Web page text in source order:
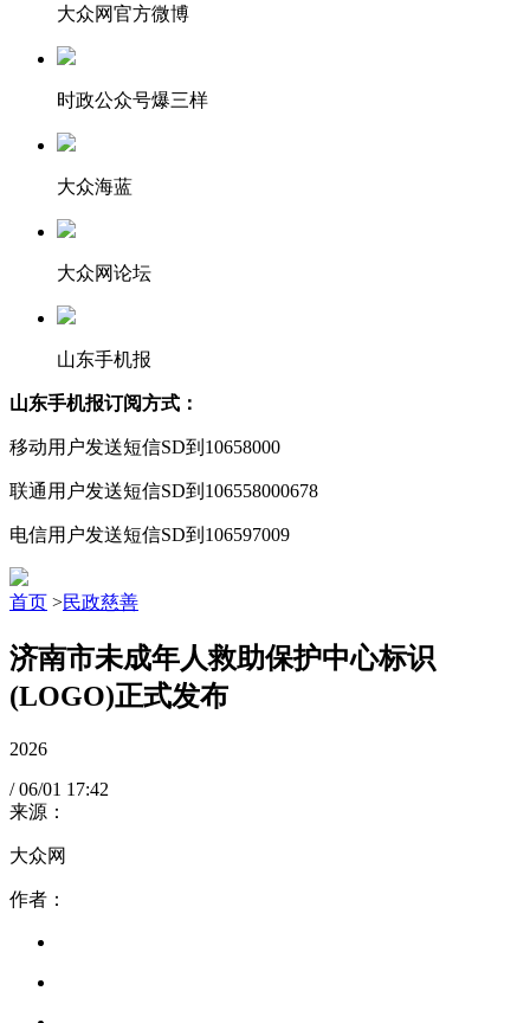
大众网官方微博
时政公众号爆三样
大众海蓝
大众网论坛
山东手机报
山东手机报订阅方式：
移动用户发送短信SD到10658000
联通用户发送短信SD到106558000678
电信用户发送短信SD到106597009
首页 >民政慈善
济南市未成年人救助保护中心标识
(LOGO)正式发布
2026
/ 06/01 17:42
来源：
大众网
作者：